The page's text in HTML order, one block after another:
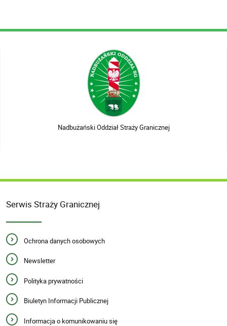
Nadbużański Oddział Straży Granicznej
Serwis Straży Granicznej
Ochrona danych osobowych
Newsletter
Polityka prywatności
Biuletyn Informacji Publicznej
Informacja o komunikowaniu się